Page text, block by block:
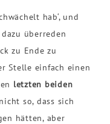
hab‘, und
überreden
zu Ende zu
Stelle einfach einen
letzten beiden
so, dass sich
hätten, aber